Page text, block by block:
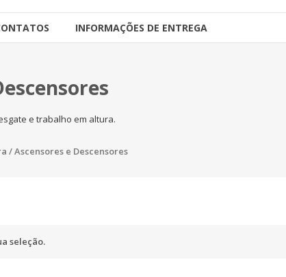
INFORMAÇÕES DE ENTREGA
e trabalho em altura.
/ Ascensores e Descensores
seleção.